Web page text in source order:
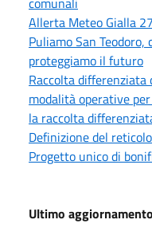
Allerta Meteo Gialla
Puliamo San
proteggiamo il futuro
Raccolta
modalità operative
la raccolta
Definizione del
Progetto unico di
Ultimo aggiornamento